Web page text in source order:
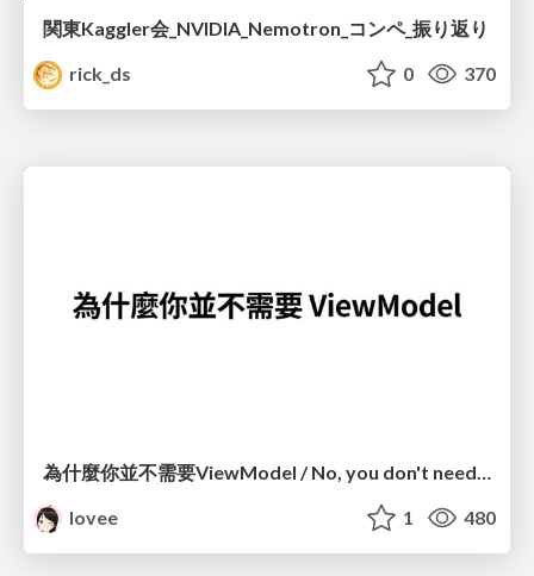
関東Kaggler会_NVIDIA_Nemotron_コンペ_振り返り
rick_ds
0 370
lovee
1 480